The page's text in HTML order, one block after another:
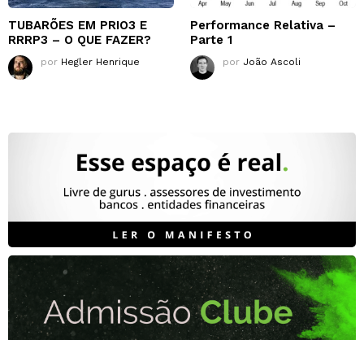
TUBARÕES EM PRIO3 E
RRRP3 – O QUE FAZER?
por Hegler Henrique
Performance Relativa –
Parte 1
por João Ascoli